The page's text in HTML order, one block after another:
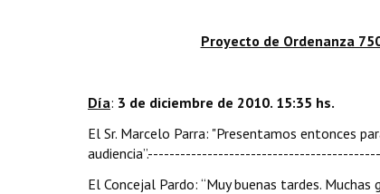
Proyecto de Ordenanza
Día: 3 de diciembre de 2010. 15:35 hs.
El Sr. Marcelo Parra: "Presentamos entonces
El Concejal Pardo: “Muy buenas tardes.